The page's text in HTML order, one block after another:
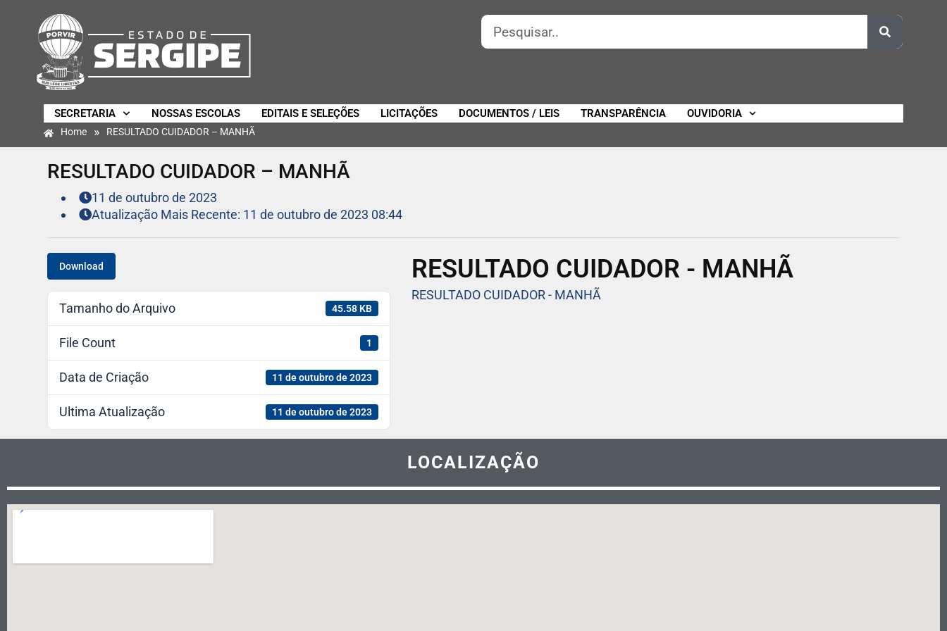
SECRETARIA NOSSAS ESCOLAS EDITAIS E SELEÇÕES LICITAÇÕES DOCUMENTOS / LEIS TRANSPARÊNCIA OUVIDORIA
Home » RESULTADO CUIDADOR – MANHÃ
RESULTADO CUIDADOR – MANHÃ
11 de outubro de 2023
Atualização Mais Recente: 11 de outubro de 2023 08:44
Download
Tamanho do Arquivo 45.58 KB
File Count 1
Data de Criação 11 de outubro de 2023
Ultima Atualização 11 de outubro de 2023
RESULTADO CUIDADOR - MANHÃ
RESULTADO CUIDADOR - MANHÃ
LOCALIZAÇÃO